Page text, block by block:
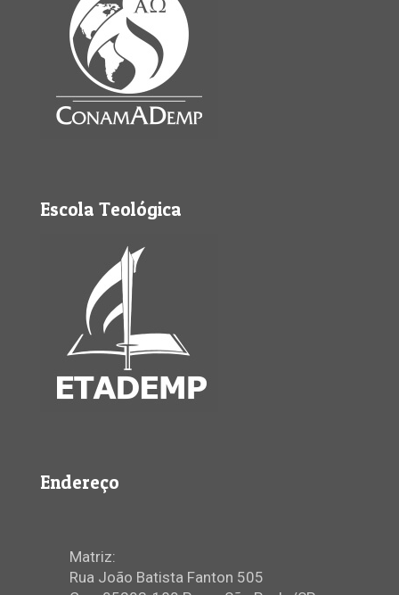
Escola Teológica
Endereço
Matriz:
Rua João Batista Fanton 505